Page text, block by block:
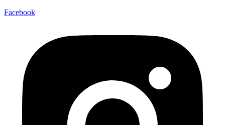
Facebook